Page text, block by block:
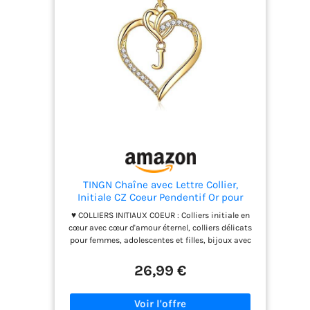
TINGN Chaîne avec Lettre Collier,
Initiale CZ Coeur Pendentif Or pour
Femmes, Initiale J Bijoux
Personnalisés, Cadeaux pour Petite
Amie et Filles
♥ COLLIERS INITIAUX COEUR : Colliers initiale en
cœur avec cœur d'amour éternel, colliers délicats
pour femmes, adolescentes et filles, bijoux avec
chaque lettre est votre symbole unique.
Lorsqu'elle portera ce collier, elle se souviendra de
elle. ♥ TAILLE : les colliers avec pendentif en forme
26,99 €